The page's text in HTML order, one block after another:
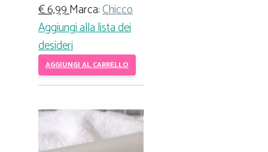
€6,99Marca:Chicco
Aggiungi alla lista dei
desideri
AGGIUNGI AL CARRELLO